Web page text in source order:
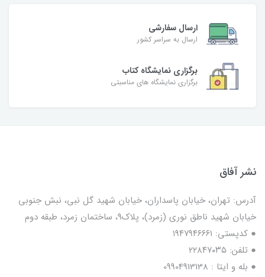
ارسال سفارشی
ارسال به سراسر کشور
برگزاری نمایشگاه کتاب
برگزاری نمایشگاه های مناسبتی
نشر آفاق
آدرس: تهران، خیابان پاسداران، خیابان شهید گل نبی، نبش جنوبی
خیابان شهید ناطق نوری (زمرد)، پلاک9، ساختمان زمرد، طبقه دوم
● کدپستی: ۱۹۴۷۹۴۶۶۶۱
● تلفن: ٢٢٨۴٧۰۳۵
● بله و ایتا : 09904913138